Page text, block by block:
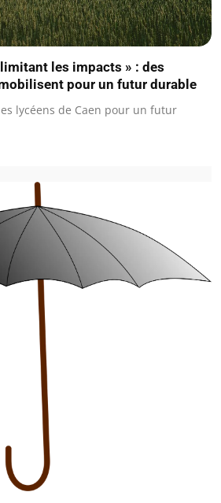
les impacts » : des
pour un futur durable
lycéens de Caen pour un futur